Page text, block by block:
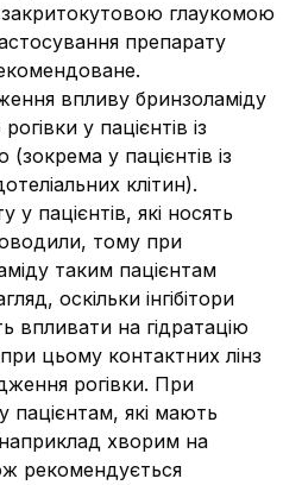
закритокутовою глаукомою
препарату
впливу бринзоламіду
у пацієнтів із
у пацієнтів із
клітин).
у пацієнтів, які носять
тому при
таким пацієнтам
оскільки інгібітори
впливати на гідратацію
цьому контактних лінз
рогівки. При
пацієнтам, які мають
хворим на
рекомендується